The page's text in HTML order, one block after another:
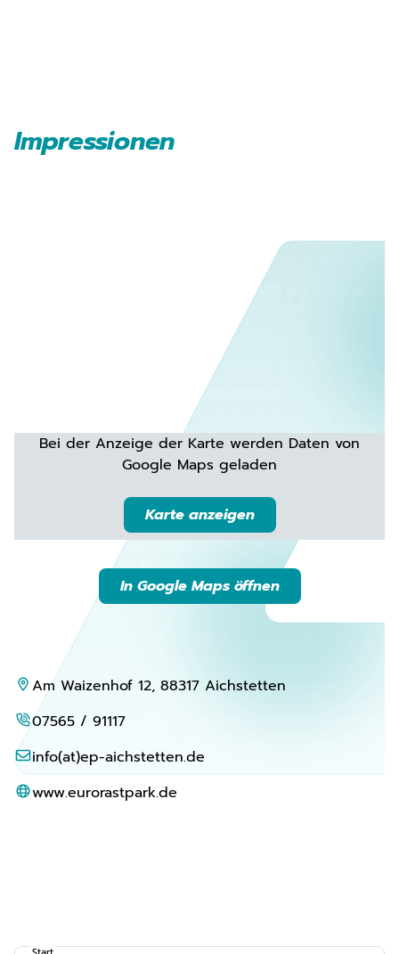
Impressionen
Bei der Anzeige der Karte werden Daten von
Google Maps geladen
Karte anzeigen
In Google Maps öffnen
Am Waizenhof 12, 88317 Aichstetten
07565 / 91117
info(at)ep-aichstetten.de
www.eurorastpark.de